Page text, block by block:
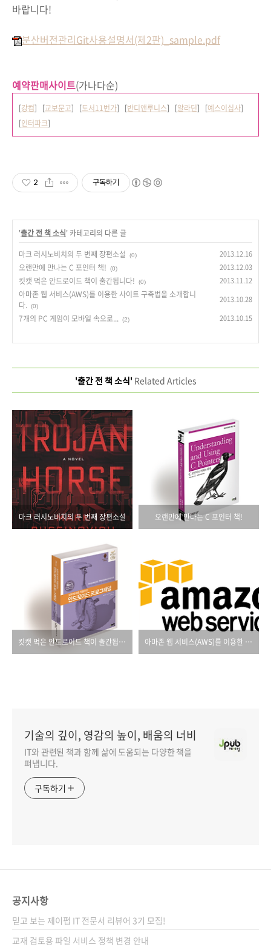
바랍니다!
분산버전관리Git사용설명서(제2판)_sample.pdf
예약판매사이트(가나다순)
[강컴] [교보문고] [도서11번가] [반디앤루니스] [알라딘] [예스이십사]
[인터파크]
2 구독하기
'출간 전 책 소식' 카테고리의 다른 글
마크 러시노비치의 두 번째 장편소설
(0) 2013.12.16
오랜만에 만나는 C 포인터 책! (0) 2013.12.03
킷캣 먹은 안드로이드 책이 출간됩니다! (0) 2013.11.12
아마존 웹 서비스(AWS)를 이용한 사이트 구축법을 소개합니
다. (0)
2013.10.28
7개의 PC 게임이 모바일 속으로... (2) 2013.10.15
'출간 전 책 소식'Related Articles
마크 러시노비치의 두 번째 장편소설 오랜만에 만나는 C 포인터 책!
킷캣 먹은 안드로이드 책이 출간됩니다! 아마존 웹 서비스(AWS)를 이용한 사이트 구축법을 소개합니다.
기술의 깊이, 영감의 높이, 배움의 너비
IT와 관련된 책과 함께 삶에 도움되는 다양한 책을
펴냅니다.
구독하기
공지사항
믿고 보는 제이펍 IT 전문서 리뷰어 3기 모집!
교재 검토용 파일 서비스 정책 변경 안내